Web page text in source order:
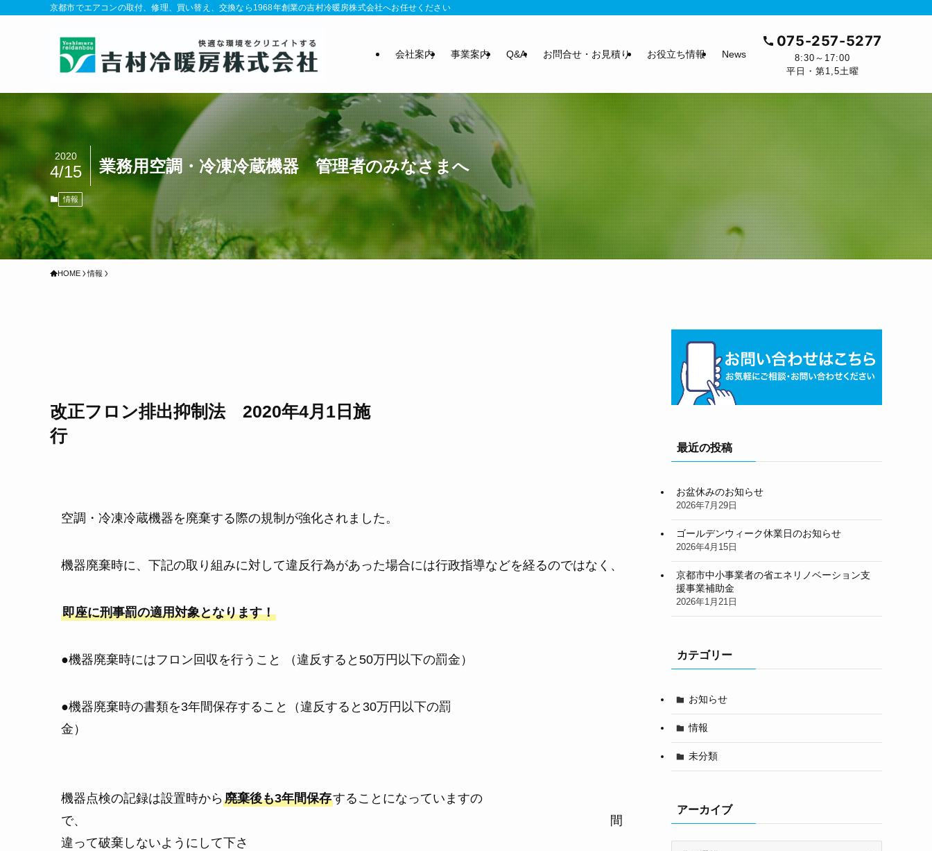
京都市でエアコンの取付、修理、買い替え、交換なら1968年創業の吉村冷暖房株式会社へお任せください
会社案内 事業案内 Q&A お問合せ・お見積り お役立ち情報 News
075-257-5277
8:30～17:00
平日・第1,5土曜
業務用空調・冷凍冷蔵機器 管理者のみなさまへ
2020
4/15
情報
HOME 情報
改正フロン排出抑制法 2020年4月1日施
行
空調・冷凍冷蔵機器を廃棄する際の規制が強化されました。
機器廃棄時に、下記の取り組みに対して違反行為があった場合には行政指導などを経るのではなく、
即座に刑事罰の適用対象となります！
●機器廃棄時にはフロン回収を行うこと （違反すると50万円以下の罰金）
●機器廃棄時の書類を3年間保存すること（違反すると30万円以下の罰
金）
機器点検の記録は設置時から 廃棄後も3年間保存することになっていますの
で、 間
違って破棄しないようにして下さ
最近の投稿
お盆休みのお知らせ
2026年7月29日
ゴールデンウィーク休業日のお知らせ
2026年4月15日
京都市中小事業者の省エネリノベーション支
援事業補助金
2026年1月21日
カテゴリー
お知らせ
情報
未分類
アーカイブ